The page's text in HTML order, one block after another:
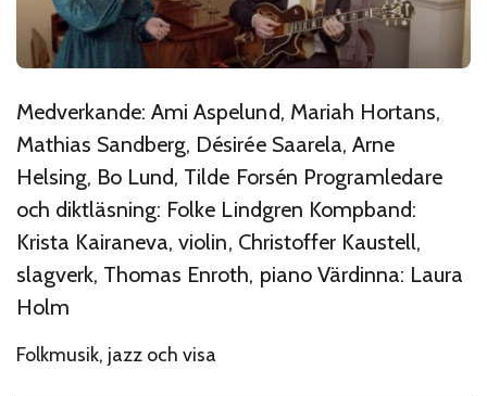
Medverkande: Ami Aspelund, Mariah Hortans,
Mathias Sandberg, Désirée Saarela, Arne
Helsing, Bo Lund, Tilde Forsén Programledare
och diktläsning: Folke Lindgren Kompband:
Krista Kairaneva, violin, Christoffer Kaustell,
slagverk, Thomas Enroth, piano Värdinna: Laura
Holm
Folkmusik, jazz och visa